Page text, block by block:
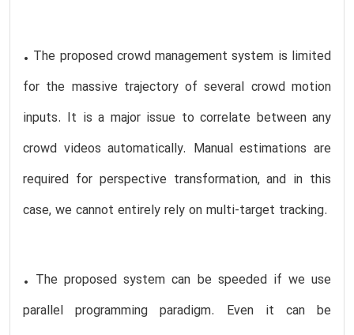
• The proposed crowd management system is limited
for the massive trajectory of several crowd motion
inputs. It is a major issue to correlate between any
crowd videos automatically. Manual estimations are
required for perspective transformation, and in this
case, we cannot entirely rely on multi-target tracking.
• The proposed system can be speeded if we use
parallel programming paradigm. Even it can be